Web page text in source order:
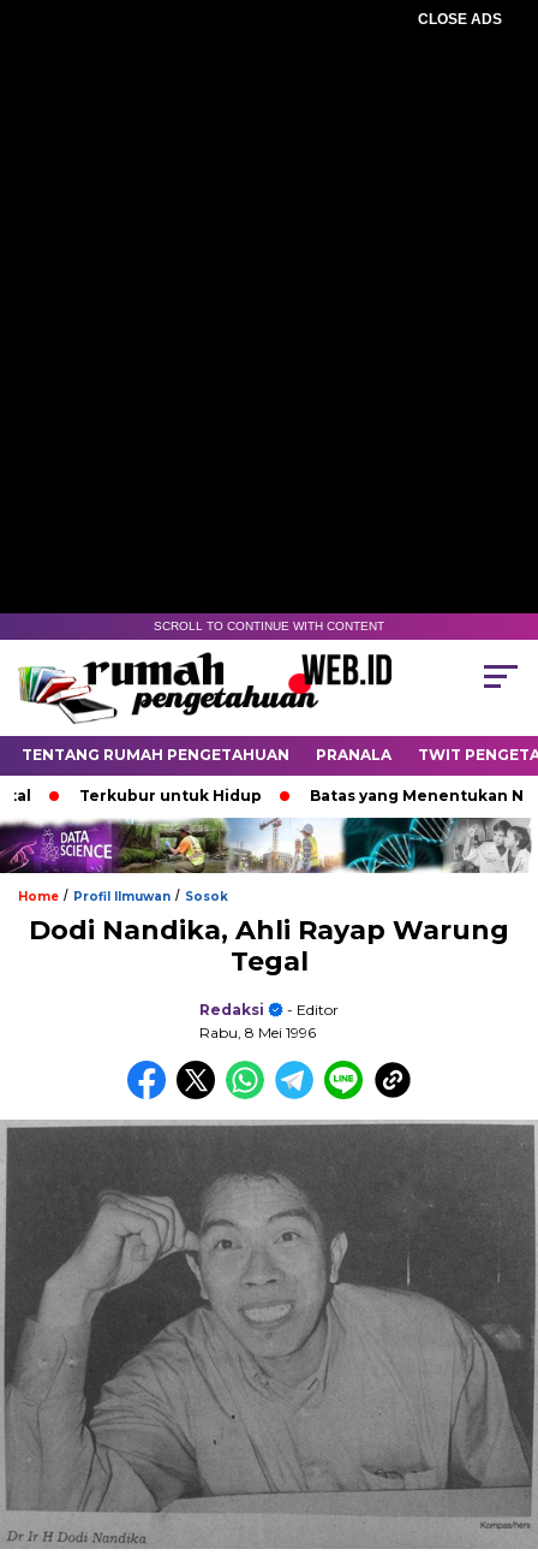
CLOSE ADS
SCROLL TO CONTINUE WITH CONTENT
TENTANG RUMAH PENGETAHUAN PRANALA TWIT
Terkubur untuk Hidup Batas yang Menentukan Nasib
Home / Profil Ilmuwan / Sosok
Dodi Nandika, Ahli Rayap Warung
Tegal
Redaksi
- Editor
Rabu, 8 Mei 1996